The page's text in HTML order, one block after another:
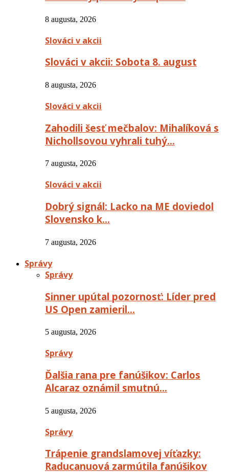
8 augusta, 2026
Slováci v akcii
Slováci v akcii: Sobota 8. august
8 augusta, 2026
Slováci v akcii
Zahodili šesť mečbalov: Mihalíková s
Nichollsovou vyhrali tuhý…
7 augusta, 2026
Slováci v akcii
Dobrý signál: Lacko na ME doviedol
Slovensko k…
7 augusta, 2026
Správy
Správy
Sinner upútal pozornosť: Líder pred
US Open zamieril…
5 augusta, 2026
Správy
Ďalšia rana pre fanúšikov: Carlos
Alcaraz oznámil smutnú…
5 augusta, 2026
Správy
Trápenie grandslamovej víťazky:
Raducanuová zarmútila fanúšikov